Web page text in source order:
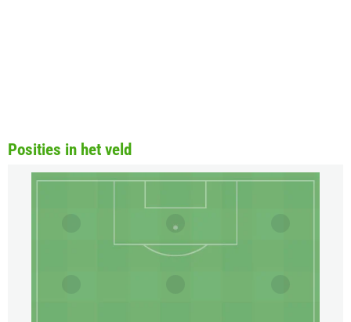
Posities in het veld